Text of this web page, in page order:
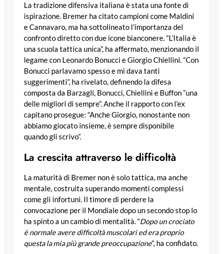
La tradizione difensiva italiana è stata una fonte di
ispirazione. Bremer ha citato campioni come Maldini
e Cannavaro, ma ha sottolineato l’importanza del
confronto diretto con due icone bianconere. “L’Italia è
una scuola tattica unica”, ha affermato, menzionando il
legame con Leonardo Bonucci e Giorgio Chiellini. “Con
Bonucci parlavamo spesso e mi dava tanti
suggerimenti”, ha rivelato, definendo la difesa
composta da Barzagli, Bonucci, Chiellini e Buffon “una
delle migliori di sempre”. Anche il rapporto con l’ex
capitano prosegue: “Anche Giorgio, nonostante non
abbiamo giocato insieme, è sempre disponibile
quando gli scrivo”.
La crescita attraverso le difficoltà
La maturità di Bremer non è solo tattica, ma anche
mentale, costruita superando momenti complessi
come gli infortuni. Il timore di perdere la
convocazione per il Mondiale dopo un secondo stop lo
ha spinto a un cambio di mentalità. “Dopo un crociato
è normale avere difficoltà muscolari ed era proprio
questa la mia più grande preoccupazione“, ha confidato.